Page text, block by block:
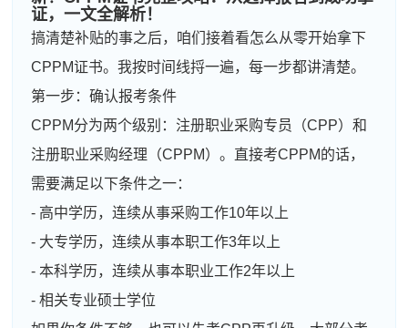
证，一文全解析！
搞清楚补贴的事之后，咱们接着看怎么从零开始拿下
CPPM证书。我按时间线捋一遍，每一步都讲清楚。
第一步：确认报考条件
CPPM分为两个级别：注册职业采购专员（CPP）和
注册职业采购经理（CPPM）。直接考CPPM的话，
需要满足以下条件之一：
- 高中学历，连续从事采购工作10年以上
- 大专学历，连续从事本职工作3年以上
- 本科学历，连续从事本职业工作2年以上
- 相关专业硕士学位